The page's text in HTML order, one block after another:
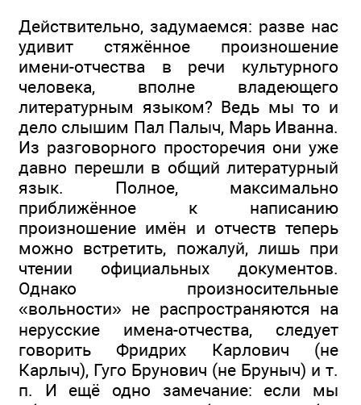
Действительно, задумаемся: разве нас
удивит стяжённое произношение
имени-отчества в речи культурного
человека, вполне владеющего
литературным языком? Ведь мы то и
дело слышим Пал Палыч, Марь Иванна.
Из разговорного просторечия они уже
давно перешли в общий литературный
язык. Полное, максимально
приближённое к написанию
произношение имён и отчеств теперь
можно встретить, пожалуй, лишь при
чтении официальных документов.
Однако произносительные
«вольности» не распространяются на
нерусские имена-отчества, следует
говорить Фридрих Карлович (не
Карлыч), Гуго Брунович (не Бруныч) и т.
п. И ещё одно замечание: если мы